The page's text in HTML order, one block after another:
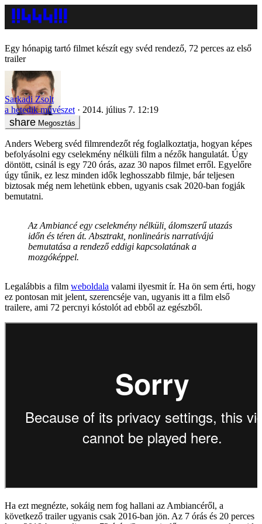
Egy hónapig tartó filmet készít egy svéd rendező, 72 perces az első
trailer
Sarkadi Zsolt
a hetedik művészet
2014. július 7. 12:19
Megosztás
Anders Weberg svéd filmrendezőt rég foglalkoztatja, hogyan képes
befolyásolni egy cselekmény nélküli film a nézők hangulatát. Úgy
döntött, csinál is egy 720 órás, azaz 30 napos filmet erről. Egyelőre
úgy tűnik, ez lesz minden idők leghosszabb filmje, bár teljesen
biztosak még nem lehetünk ebben, ugyanis csak 2020-ban fogják
bemutatni.
Az Ambiancé egy cselekmény nélküli, álomszerű utazás
időn és téren át. Absztrakt, nonlineáris narratívájú
bemutatása a rendező eddigi kapcsolatának a
mozgóképpel.
Legalábbis a film weboldala valami ilyesmit ír. Ha ön sem érti, hogy
ez pontosan mit jelent, szerencséje van, ugyanis itt a film első
trailere, ami 72 percnyi kóstolót ad ebből az egészből.
Ha ezt megnézte, sokáig nem fog hallani az Ambiancéről, a
következő trailer ugyanis csak 2016-ban jön. Az 7 órás és 20 perces